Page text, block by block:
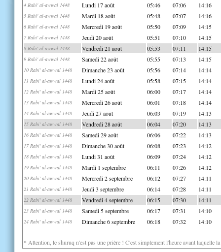
4 Rabi' al-awwal 1448 Lundi 17 août 05:46 07:06 14:16
5 Rabi' al-awwal 1448 Mardi 18 août 05:48 07:07 14:16
6 Rabi' al-awwal 1448 Mercredi 19 août 05:50 07:09 14:15
7 Rabi' al-awwal 1448 Jeudi 20 août 05:51 07:10 14:15
8 Rabi' al-awwal 1448 Vendredi 21 août 05:53 07:11 14:15
9 Rabi' al-awwal 1448 Samedi 22 août 05:55 07:13 14:15
10 Rabi' al-awwal 1448 Dimanche 23 août 05:56 07:14 14:14
11 Rabi' al-awwal 1448 Lundi 24 août 05:58 07:15 14:14
12 Rabi' al-awwal 1448 Mardi 25 août 06:00 07:17 14:14
13 Rabi' al-awwal 1448 Mercredi 26 août 06:01 07:18 14:14
14 Rabi' al-awwal 1448 Jeudi 27 août 06:03 07:19 14:13
15 Rabi' al-awwal 1448 Vendredi 28 août 06:04 07:20 14:13
16 Rabi' al-awwal 1448 Samedi 29 août 06:06 07:22 14:13
17 Rabi' al-awwal 1448 Dimanche 30 août 06:08 07:23 14:12
18 Rabi' al-awwal 1448 Lundi 31 août 06:09 07:24 14:12
19 Rabi' al-awwal 1448 Mardi 1 septembre 06:11 07:26 14:12
20 Rabi' al-awwal 1448 Mercredi 2 septembre 06:12 07:27 14:11
21 Rabi' al-awwal 1448 Jeudi 3 septembre 06:14 07:28 14:11
22 Rabi' al-awwal 1448 Vendredi 4 septembre 06:15 07:30 14:11
23 Rabi' al-awwal 1448 Samedi 5 septembre 06:17 07:31 14:10
24 Rabi' al-awwal 1448 Dimanche 6 septembre 06:18 07:32 14:10
* Attention, le shuruq n'est pas une prière ! C'est simplement l'heure avant laquelle